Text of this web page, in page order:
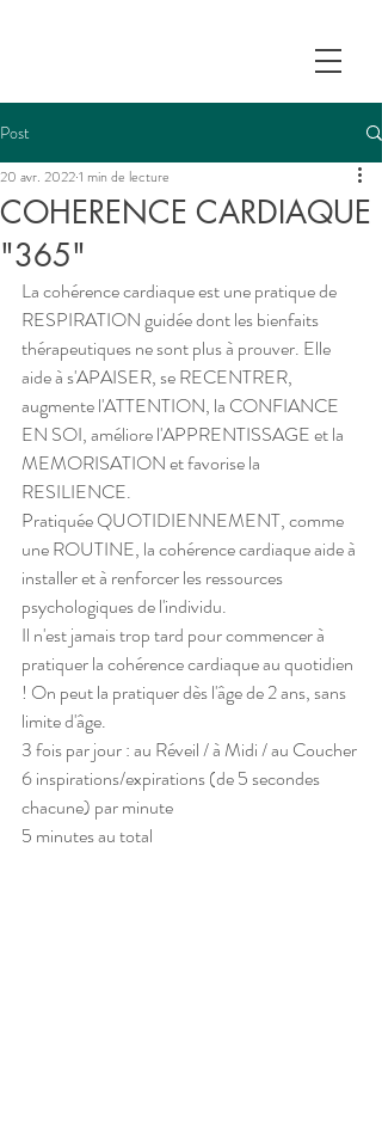
Post
COHERENCE CARDIAQUE
"365"
20 avr. 20221 min de lecture
La cohérence cardiaque est une pratique de
RESPIRATION guidée dont les bienfaits
thérapeutiques ne sont plus à prouver. Elle
aide à s'APAISER, se RECENTRER,
augmente l'ATTENTION, la CONFIANCE
EN SOI, améliore l'APPRENTISSAGE et la
MEMORISATION et favorise la
RESILIENCE.
Pratiquée QUOTIDIENNEMENT, comme
une ROUTINE, la cohérence cardiaque aide à
installer et à renforcer les ressources
psychologiques de l'individu.
Il n'est jamais trop tard pour commencer à
pratiquer la cohérence cardiaque au quotidien
! On peut la pratiquer dès l'âge de 2 ans, sans
limite d'âge.
3 fois par jour : au Réveil / à Midi / au Coucher
6 inspirations/expirations (de 5 secondes
chacune) par minute
5 minutes au total